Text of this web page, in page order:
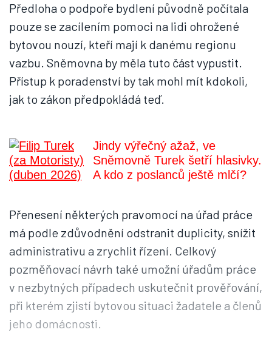
Předloha o podpoře bydlení původně počítala
pouze se zacílením pomoci na lidi ohrožené
bytovou nouzí, kteří mají k danému regionu
vazbu. Sněmovna by měla tuto část vypustit.
Přístup k poradenství by tak mohl mít kdokoli,
jak to zákon předpokládá teď.
Jindy výřečný ažaž, ve
Sněmovně Turek šetří hlasivky.
A kdo z poslanců ještě mlčí?
Přenesení některých pravomocí na úřad práce
má podle zdůvodnění odstranit duplicity, snížit
administrativu a zrychlit řízení. Celkový
pozměňovací návrh také umožní úřadům práce
v nezbytných případech uskutečnit prověřování,
při kterém zjistí bytovou situaci žadatele a členů
jeho domácnosti.